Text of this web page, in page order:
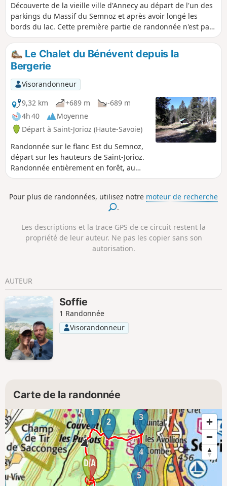
Découverte de la vieille ville d'Annecy au départ de l'un des
parkings du Massif du Semnoz et après avoir longé les
bords du lac. Cette première partie de randonnée n'est pas
très reposante mais permet d'observer les oiseaux, peu
farouches, et de profiter de belles vues sur les massifs
environnants. Après une promenade le long des canaux de
la ville, retour par la forêt, plus calme, sur la crête, en
passant par deux belvédères malheureusement tournés
vers l'Ouest.
Le Chalet du Bénévent depuis la
Bergerie
Visorandonneur
9,32 km
+689 m
-689 m
4h 40
Moyenne
Départ à Saint-Jorioz (Haute-Savoie)
Randonnée sur le flanc Est du Semnoz,
départ sur les hauteurs de Saint-Jorioz.
Randonnée entièrement en forêt, au
soleil dès le matin.
Pour plus de randonnées, utilisez notre moteur de recherche
.
Les descriptions et la trace GPS de ce circuit restent la
propriété de leur auteur. Ne pas les copier sans son
autorisation.
AUTEUR
Soffie
1 Randonnée
Visorandonneur
Carte de la randonnée
1
2
3
4
5